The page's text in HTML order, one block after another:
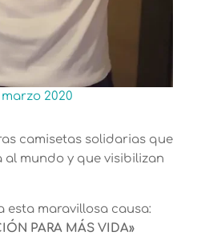
marzo 2020
camisetas solidarias que
mundo y que visibilizan
esta maravillosa causa:
PARA MÁS VIDA»